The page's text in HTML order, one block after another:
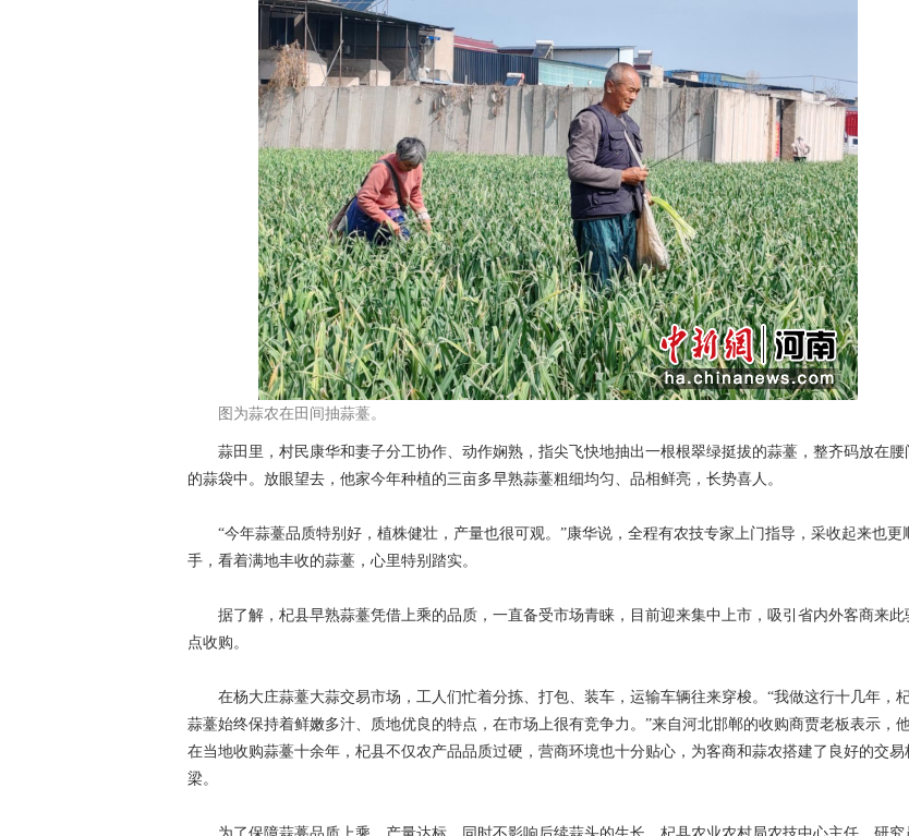
图为蒜农在田间抽蒜薹。
蒜田里，村民康华和妻子分工协作、动作娴熟，指尖飞快地抽出一根根翠绿挺拔的蒜薹，整齐码放在腰
的蒜袋中。放眼望去，他家今年种植的三亩多早熟蒜薹粗细均匀、品相鲜亮，长势喜人。
“今年蒜薹品质特别好，植株健壮，产量也很可观。”康华说，全程有农技专家上门指导，采收起来也更
手，看着满地丰收的蒜薹，心里特别踏实。
据了解，杞县早熟蒜薹凭借上乘的品质，一直备受市场青睐，目前迎来集中上市，吸引省内外客商来此
点收购。
在杨大庄蒜薹大蒜交易市场，工人们忙着分拣、打包、装车，运输车辆往来穿梭。“我做这行十几年，
蒜薹始终保持着鲜嫩多汁、质地优良的特点，在市场上很有竞争力。”来自河北邯郸的收购商贾老板表示，
在当地收购蒜薹十余年，杞县不仅农产品品质过硬，营商环境也十分贴心，为客商和蒜农搭建了良好的交易
梁。